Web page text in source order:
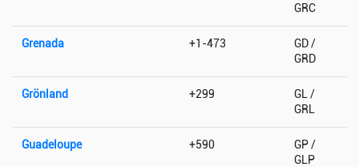
GRC
Grenada +1-473
GD /
GRD
Grönland +299
GL /
GRL
Guadeloupe +590
GP /
GLP